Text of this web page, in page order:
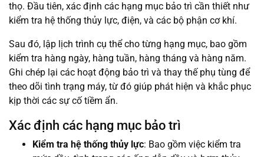
thọ. Đầu tiên, xác định các hạng mục bảo trì cần thiết như
kiểm tra hệ thống thủy lực, điện, và các bộ phận cơ khí.
Sau đó, lập lịch trình cụ thể cho từng hạng mục, bao gồm
kiểm tra hàng ngày, hàng tuần, hàng tháng và hàng năm.
Ghi chép lại các hoạt động bảo trì và thay thế phụ tùng để
theo dõi tình trạng máy, từ đó giúp phát hiện và khắc phục
kịp thời các sự cố tiềm ẩn.
Xác định các hạng mục bảo trì
Kiểm tra hệ thống thủy lực: Bao gồm việc kiểm tra